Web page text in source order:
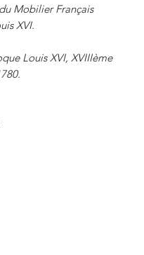
Mobilier Français
XVI.
Louis XVI, XVIIIème